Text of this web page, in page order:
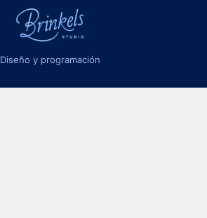
Diseño y programación